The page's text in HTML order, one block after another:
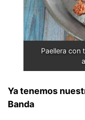
Paellera con
Ya tenemos
Banda